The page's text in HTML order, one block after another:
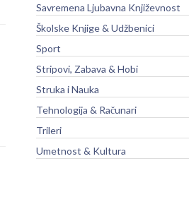
Savremena Ljubavna Književnost
Školske Knjige & Udžbenici
Sport
Stripovi, Zabava & Hobi
Struka i Nauka
Tehnologija & Računari
Trileri
Umetnost & Kultura